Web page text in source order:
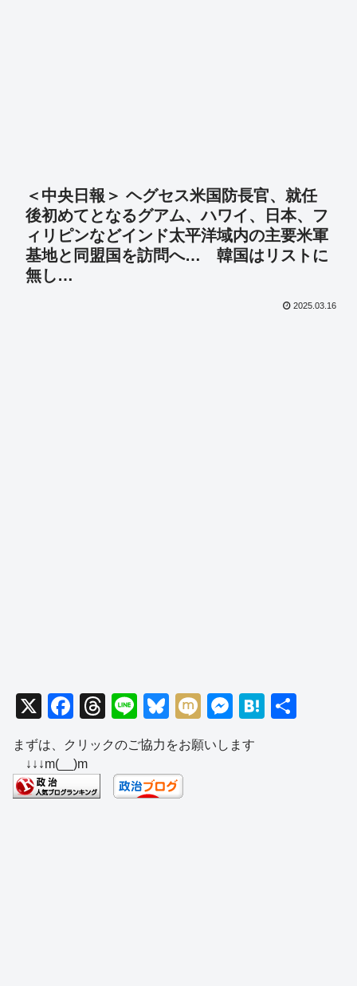
＜中央日報＞ ヘグセス米国防長官、就任
後初めてとなるグアム、ハワイ、日本、フ
ィリピンなどインド太平洋域内の主要米軍
基地と同盟国を訪問へ… 韓国はリストに
無し…
2025.03.16
X
F
a
c
e
b
T
hr
e
a
d
Li
n
e
Bl
u
e
sk
y
M
ixi
M
e
ss
H
まずは、クリックのご協力をお願いします
↓↓↓m(__)m